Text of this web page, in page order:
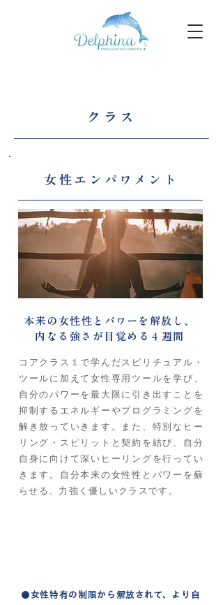
クラス
女性エンパワメント
本来の女性性とパワーを解放し、
内なる強さが目覚める４週間
コアクラス１で学んだスピリチュアル・
ツールに加えて女性専用ツールを学び、
自分のパワーを最大限に引き出すことを
抑制するエネルギーやプログラミングを
解き放っていきます。また、特別なヒー
リング・スピリットと契約を結び、自分
自身に向けて深いヒーリングを行ってい
きます。自分本来の女性性とパワーを蘇
らせる、力強く優しいクラスです。
●女性特有の制限から解放されて、より自